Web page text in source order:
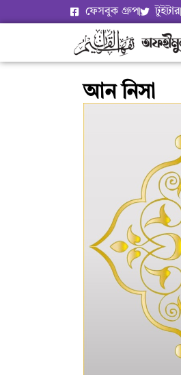
ফেসবুক গ্রুপ টুইটার
আন নিসা